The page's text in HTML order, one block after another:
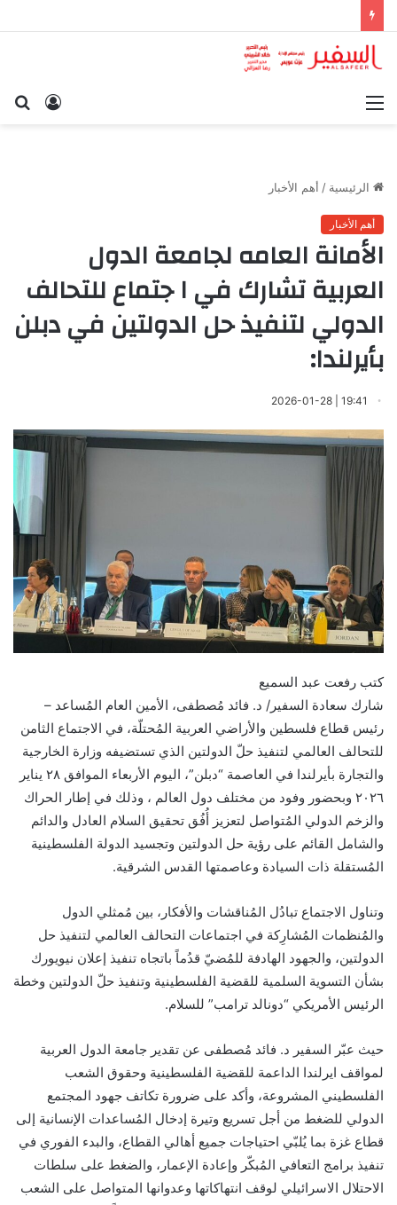
تسجيل
الرئيسية / أهم الأخبار
أهم الأخبار
الأمانة العامه لجامعة الدول
العربية تشارك في ا جتماع للتحالف
الدولي لتنفيذ حل الدولتين في دبلن
بأيرلندا:
كتب رفعت عبد السميع
شارك سعادة السفير/ د. فائد مُصطفى، الأمين العام المُساعد –
رئيس قطاع فلسطين والأراضي العربية المُحتلّة، في الاجتماع الثامن
للتحالف العالمي لتنفيذ حلّ الدولتين الذي تستضيفه وزارة الخارجية
والتجارة بأيرلندا في العاصمة “دبلن”، اليوم الأربعاء الموافق ٢٨ يناير
٢٠٢٦ وبحضور وفود من مختلف دول العالم ، وذلك في إطار الحراك
والزخم الدولي المُتواصل لتعزيز أُفُق تحقيق السلام العادل والدائم
والشامل القائم على رؤية حل الدولتين وتجسيد الدولة الفلسطينية
المُستقلة ذات السيادة وعاصمتها القدس الشرقية.
وتناول الاجتماع تبادُل المُناقشات والأفكار، بين مُمثلي الدول
والمُنظمات المُشارِكة في اجتماعات التحالف العالمي لتنفيذ حل
الدولتين، والجهود الهادفة للمُضيّ قدُماً باتجاه تنفيذ إعلان نيويورك
بشأن التسوية السلمية للقضية الفلسطينية وتنفيذ حلّ الدولتين وخطة
الرئيس الأمريكي “دونالد ترامب” للسلام.
حيث عبّر السفير د. فائد مُصطفى عن تقدير جامعة الدول العربية
لمواقف ايرلندا الداعمة للقضية الفلسطينية وحقوق الشعب
الفلسطيني المشروعة، وأكد على ضرورة تكاتف جهود المجتمع
الدولي للضغط من أجل تسريع وتيرة إدخال المُساعدات الإنسانية إلى
قطاع غزة بما يُلبّي احتياجات جميع أهالي القطاع، والبدء الفوري في
تنفيذ برامج التعافي المُبكّر وإعادة الإعمار، والضغط على سلطات
الاحتلال الاسرائيلي لوقف انتهاكاتها وعدوانها المتواصل على الشعب